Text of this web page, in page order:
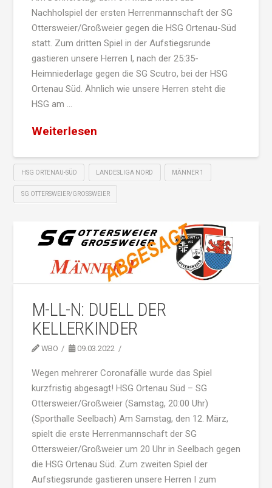
Nachholspiel der ersten Herrenmannschaft der SG
Ottersweier/Großweier gegen die HSG Ortenau-Süd
statt. Zum dritten Spiel in der Aufstiegsrunde
gastieren unsere Herren I, nach der 25:35-
Heimniederlage gegen die SG Scutro, bei der HSG
Ortenau Süd. Ähnlich wie unsere Herren steht die
HSG am …
Weiterlesen
HSG ORTENAU-SÜD LANDESLIGA NORD MÄNNER 1
SG OTTERSWEIER/GROSSWEIER
M-LL-N: DUELL DER
KELLERKINDER
WBO 09.03.2022
Wegen mehrerer Coronafälle wurde das Spiel
kurzfristig abgesagt! HSG Ortenau Süd – SG
Ottersweier/Großweier (Samstag, 20:00 Uhr)
(Sporthalle Seelbach) Am Samstag, den 12. März,
spielt die erste Herrenmannschaft der SG
Ottersweier/Großweier um 20 Uhr in Seelbach gegen
die HSG Ortenau Süd. Zum zweiten Spiel der
Aufstiegsrunde gastieren unsere Herren I zum